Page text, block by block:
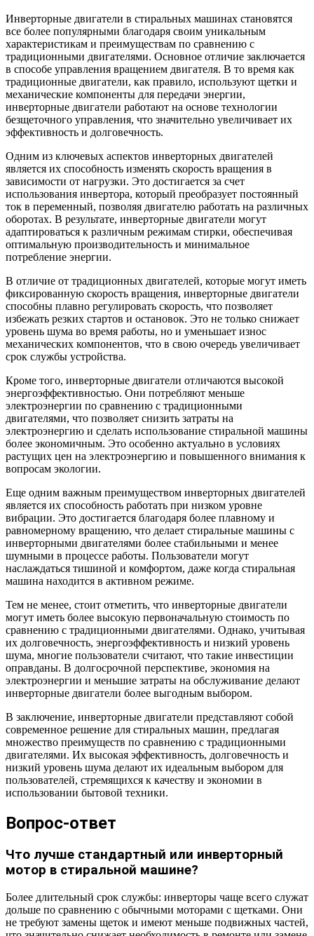
Инверторные двигатели в стиральных машинах становятся
все более популярными благодаря своим уникальным
характеристикам и преимуществам по сравнению с
традиционными двигателями. Основное отличие заключается
в способе управления вращением двигателя. В то время как
традиционные двигатели, как правило, используют щетки и
механические компоненты для передачи энергии,
инверторные двигатели работают на основе технологии
безщеточного управления, что значительно увеличивает их
эффективность и долговечность.
Одним из ключевых аспектов инверторных двигателей
является их способность изменять скорость вращения в
зависимости от нагрузки. Это достигается за счет
использования инвертора, который преобразует постоянный
ток в переменный, позволяя двигателю работать на различных
оборотах. В результате, инверторные двигатели могут
адаптироваться к различным режимам стирки, обеспечивая
оптимальную производительность и минимальное
потребление энергии.
В отличие от традиционных двигателей, которые могут иметь
фиксированную скорость вращения, инверторные двигатели
способны плавно регулировать скорость, что позволяет
избежать резких стартов и остановок. Это не только снижает
уровень шума во время работы, но и уменьшает износ
механических компонентов, что в свою очередь увеличивает
срок службы устройства.
Кроме того, инверторные двигатели отличаются высокой
энергоэффективностью. Они потребляют меньше
электроэнергии по сравнению с традиционными
двигателями, что позволяет снизить затраты на
электроэнергию и сделать использование стиральной машины
более экономичным. Это особенно актуально в условиях
растущих цен на электроэнергию и повышенного внимания к
вопросам экологии.
Еще одним важным преимуществом инверторных двигателей
является их способность работать при низком уровне
вибрации. Это достигается благодаря более плавному и
равномерному вращению, что делает стиральные машины с
инверторными двигателями более стабильными и менее
шумными в процессе работы. Пользователи могут
наслаждаться тишиной и комфортом, даже когда стиральная
машина находится в активном режиме.
Тем не менее, стоит отметить, что инверторные двигатели
могут иметь более высокую первоначальную стоимость по
сравнению с традиционными двигателями. Однако, учитывая
их долговечность, энергоэффективность и низкий уровень
шума, многие пользователи считают, что такие инвестиции
оправданы. В долгосрочной перспективе, экономия на
электроэнергии и меньшие затраты на обслуживание делают
инверторные двигатели более выгодным выбором.
В заключение, инверторные двигатели представляют собой
современное решение для стиральных машин, предлагая
множество преимуществ по сравнению с традиционными
двигателями. Их высокая эффективность, долговечность и
низкий уровень шума делают их идеальным выбором для
пользователей, стремящихся к качеству и экономии в
использовании бытовой техники.
Вопрос-ответ
Что лучше стандартный или инверторный
мотор в стиральной машине?
Более длительный срок службы: инверторы чаще всего служат
дольше по сравнению с обычными моторами с щетками. Они
не требуют замены щеток и имеют меньше подвижных частей,